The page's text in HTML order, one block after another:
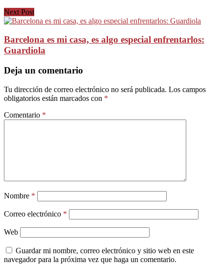
Next Post
Barcelona es mi casa, es algo especial enfrentarlos:
Guardiola
Deja un comentario
Tu dirección de correo electrónico no será publicada. Los campos
obligatorios están marcados con *
Comentario *
Nombre *
Correo electrónico *
Web
Guardar mi nombre, correo electrónico y sitio web en este
navegador para la próxima vez que haga un comentario.